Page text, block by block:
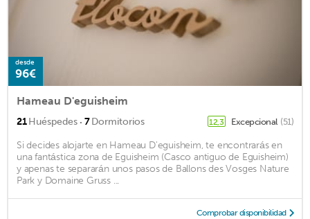
desde
96€
Hameau D'eguisheim
21Huéspedes · 7Dormitorios 12,3 Excepcional (51)
Si decides alojarte en Hameau D'eguisheim, te encontrarás en
una fantástica zona de Eguisheim (Casco antiguo de Eguisheim)
y apenas te separarán unos pasos de Ballons des Vosges Nature
Park y Domaine Gruss ...
Comprobar disponibilidad